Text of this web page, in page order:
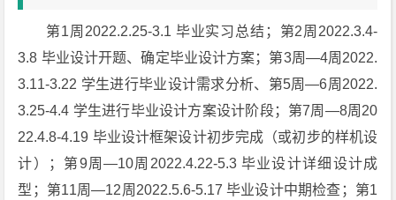
第1周2022.2.25-3.1 毕业实习总结；第2周2022.3.4-
3.8 毕业设计开题、确定毕业设计方案；第3周—4周2022.
3.11-3.22 学生进行毕业设计需求分析、第5周—6周2022.
3.25-4.4 学生进行毕业设计方案设计阶段；第7周—8周20
22.4.8-4.19 毕业设计框架设计初步完成（或初步的样机设
计）；第9周—10周2022.4.22-5.3 毕业设计详细设计成
型；第11周—12周2022.5.6-5.17 毕业设计中期检查；第1